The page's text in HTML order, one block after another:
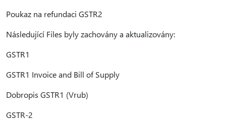
Poukaz na refundaci GSTR2
Následující Files byly zachovány a aktualizovány:
GSTR1
GSTR1 Invoice and Bill of Supply
Dobropis GSTR1 (Vrub)
GSTR-2